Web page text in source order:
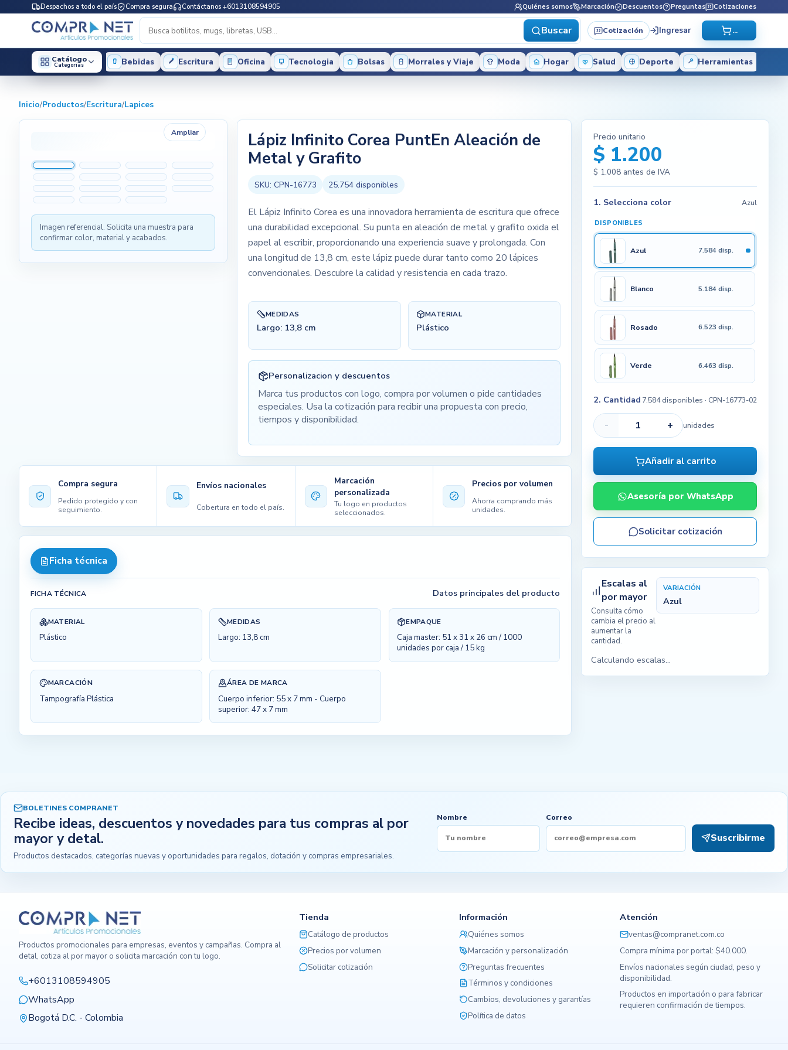
Despachos a todo el país Compra segura Contáctanos +6013108594905 Quiénes somos Marcación Descuentos Preguntas Cotizaciones
Buscar Cotización Ingresar ...
Catálogo
Categorias Bebidas Escritura Oficina Tecnologia Bolsas Morrales y Viaje Moda Hogar Salud Deporte Herramientas
Inicio/Productos/Escritura/Lapices
Ampliar
Imagen referencial. Solicita una muestra para
confirmar color, material y acabados.
Lápiz Infinito Corea PuntEn Aleación de
Metal y Grafito
SKU: CPN-16773 25.754 disponibles
El Lápiz Infinito Corea es una innovadora herramienta de escritura que ofrece
una durabilidad excepcional. Su punta en aleación de metal y grafito oxida el
papel al escribir, proporcionando una experiencia suave y prolongada. Con
una longitud de 13,8 cm, este lápiz puede durar tanto como 20 lápices
convencionales. Descubre la calidad y resistencia en cada trazo.
MEDIDAS
Largo: 13,8 cm
MATERIAL
Plástico
Personalizacion y descuentos
Marca tus productos con logo, compra por volumen o pide cantidades
especiales. Usa la cotización para recibir una propuesta con precio,
tiempos y disponibilidad.
Compra segura
Pedido protegido y con
seguimiento.
Envíos nacionales
Cobertura en todo el país.
Marcación
personalizada
Tu logo en productos
seleccionados.
Precios por volumen
Ahorra comprando más
unidades.
Ficha técnica
FICHA TÉCNICA Datos principales del producto
MATERIAL
Plástico
MEDIDAS
Largo: 13,8 cm
EMPAQUE
Caja master: 51 x 31 x 26 cm / 1000
unidades por caja / 15 kg
MARCACIÓN
Tampografía Plástica
ÁREA DE MARCA
Cuerpo inferior: 55 x 7 mm - Cuerpo
superior: 47 x 7 mm
Precio unitario
$ 1.200
$ 1.008 antes de IVA
1. Selecciona color Azul
DISPONIBLES
Azul 7.584 disp.
Blanco 5.184 disp.
Rosado 6.523 disp.
Verde 6.463 disp.
2. Cantidad 7.584 disponibles · CPN-16773-02
- + unidades
Añadir al carrito
Asesoría por WhatsApp
Solicitar cotización
Escalas al
por mayor
Consulta cómo
cambia el precio al
aumentar la
cantidad.
VARIACIÓN
Azul
Calculando escalas...
BOLETINES COMPRANET
Recibe ideas, descuentos y novedades para tus compras al por
mayor y detal.
Productos destacados, categorías nuevas y oportunidades para regalos, dotación y compras empresariales.
Nombre Correo
Suscribirme
Productos promocionales para empresas, eventos y campañas. Compra al
detal, cotiza al por mayor o solicita marcación con tu logo.
+6013108594905
WhatsApp
Bogotá D.C. - Colombia
Tienda
Catálogo de productos
Precios por volumen
Solicitar cotización
Información
Quiénes somos
Marcación y personalización
Preguntas frecuentes
Términos y condiciones
Cambios, devoluciones y garantías
Política de datos
Atención
ventas@compranet.com.co
Compra mínima por portal: $40.000.
Envíos nacionales según ciudad, peso y
disponibilidad.
Productos en importación o para fabricar
requieren confirmación de tiempos.